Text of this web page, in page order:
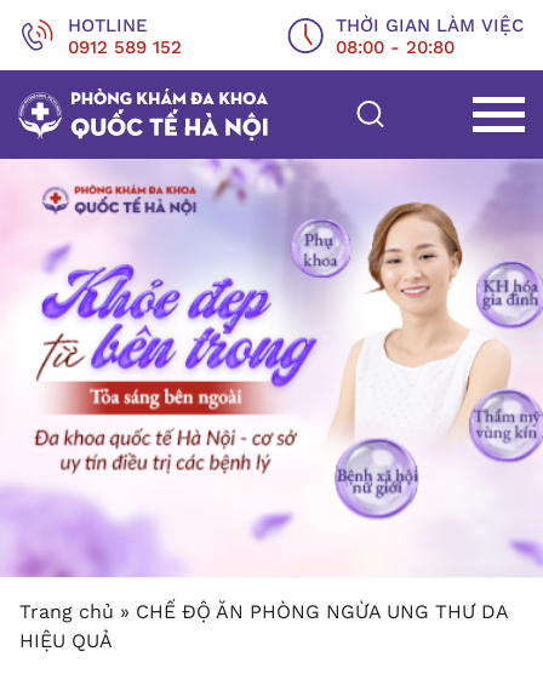
HOTLINE
0912 589 152
THỜI GIAN LÀM VIỆC
08:00 - 20:80
Trang chủ » CHẾ ĐỘ ĂN PHÒNG NGỪA UNG THƯ DA
HIỆU QUẢ